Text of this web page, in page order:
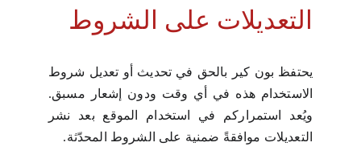
التعديلات على الشروط
يحتفظ بون كير بالحق في تحديث أو تعديل شروط
الاستخدام هذه في أي وقت ودون إشعار مسبق.
ويُعد استمراركم في استخدام الموقع بعد نشر
التعديلات موافقةً ضمنية على الشروط المحدّثة.